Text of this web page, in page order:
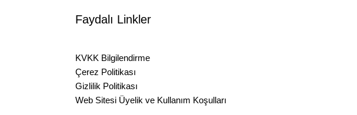
Faydalı Linkler
KVKK Bilgilendirme
Çerez Politikası
Gizlilik Politikası
Web Sitesi Üyelik ve Kullanım Koşulları